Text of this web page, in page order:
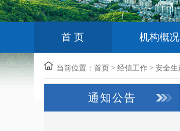
首 页 机构概况
当前位置： 首页 > 经信工作 > 安全生
通知公告